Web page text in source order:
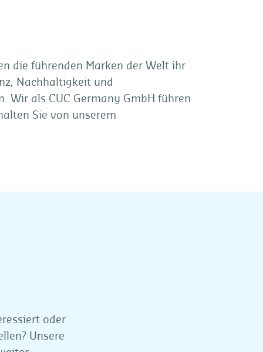
die führenden Marken der Welt ihr
Nachhaltigkeit und
Wir als CUC Germany GmbH führen
Sie von unserem
oder
Unsere